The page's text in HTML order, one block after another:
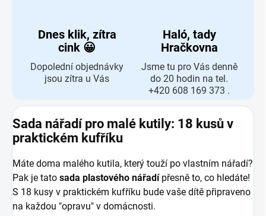
Dnes klik, zítra
cink 😀
Dopolední objednávky
jsou zítra u Vás
Haló, tady
Hračkovna
Jsme tu pro Vás denně
do 20 hodin na tel.
+420 608 169 373 .
Sada nářadí pro malé kutily: 18 kusů v
praktickém kufříku
Máte doma malého kutila, který touží po vlastním nářadí?
Pak je tato sada plastového nářadípřesně to, co hledáte!
S 18 kusy v praktickém kufříku bude vaše dítě připraveno
na každou "opravu" v domácnosti.